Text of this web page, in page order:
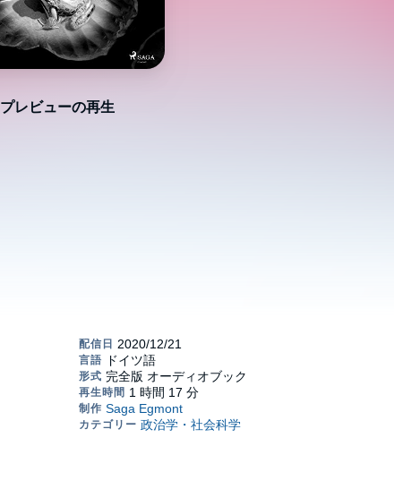
プレビューの再生